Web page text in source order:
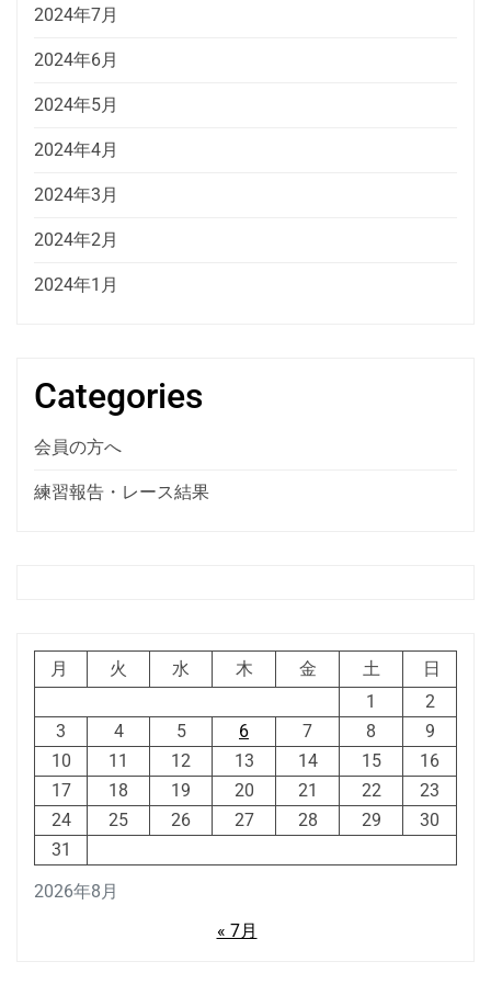
2024年7月
2024年6月
2024年5月
2024年4月
2024年3月
2024年2月
2024年1月
Categories
会員の方へ
練習報告・レース結果
2026年8月
月 火 水 木 金 土
日
1
2
3
4 5 6 7 8
9
10
11 12 13 14 15
16
17
18 19 20 21 22
23
24
25 26 27 28 29
30
31
« 7月